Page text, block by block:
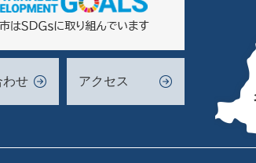
わせ アクセス